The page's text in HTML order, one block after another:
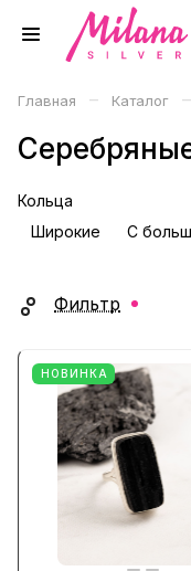
Главная – Каталог –
Кольца
Широкие
С
Фильтр
НОВИНКА